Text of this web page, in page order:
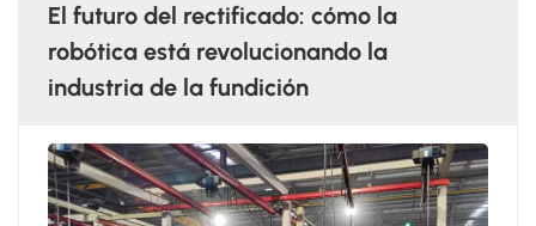
بالعربية
El futuro del rectificado: cómo la
robótica está revolucionando la
industria de la fundición